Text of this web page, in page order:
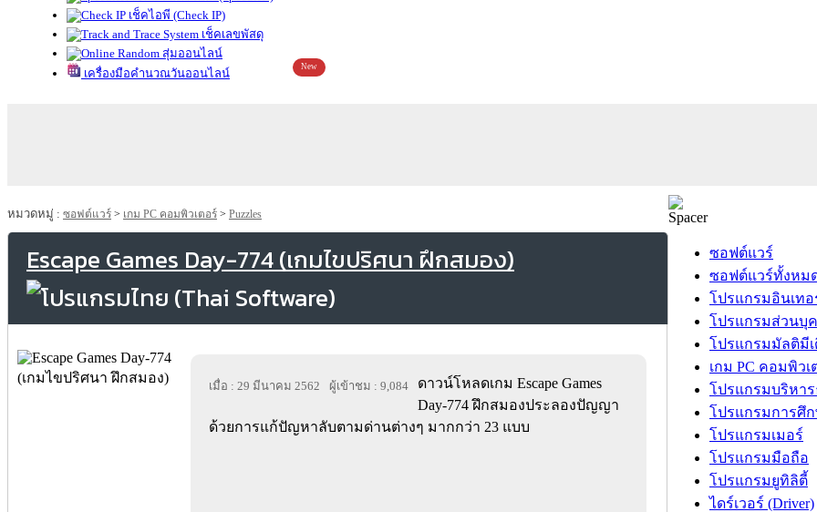
เช็คไอพี (Check IP)
เช็คเลขพัสดุ
สุ่มออนไลน์
เครื่องมือคำนวณวันออนไลน์
New
หมวดหมู่ : ซอฟต์แวร์ > เกม PC คอมพิวเตอร์ > Puzzles
Escape Games Day-774 (เกมไขปริศนา ฝึกสมอง)
เมื่อ : 29 มีนาคม 2562 ผู้เข้าชม : 9,084
ดาวน์โหลดเกม Escape Games
Day-774 ฝึกสมองประลองปัญญา
ด้วยการแก้ปัญหาลับตามด่านต่างๆ มากกว่า 23 แบบ
ซอฟต์แวร์
ซอฟต์แวร์ทั้งหม
โปรแกรมอินเทอ
โปรแกรมส่วนบุ
โปรแกรมมัลติมีเ
เกม PC คอมพิวเ
โปรแกรมบริหา
โปรแกรมการศึ
โปรแกรมเมอร์
โปรแกรมมือถือ
โปรแกรมยูทิลิตี้
ไดร์เวอร์ (Driver)